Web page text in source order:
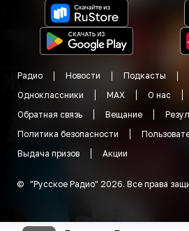
Радио Новости Подкасты
Одноклассники
MAX О нас
Обратная связь
Вещание
Политика безопасности
Выдача призов
Акции
© "Русское Радио" 2026. Все права